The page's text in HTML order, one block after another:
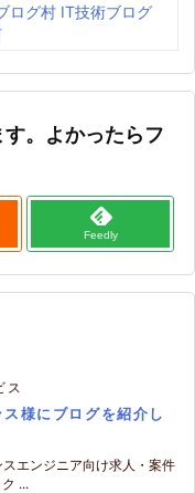
。よかったらフ
Feedly
ス
様にブログを紹介し
エンジニア向け求人・案件
...